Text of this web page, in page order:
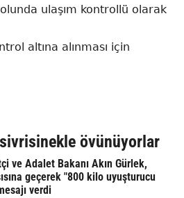
ulaşım kontrollü olarak
altına alınması için
övünüyorlar
ve Adalet Bakanı Akın Gürlek,
geçerek "800 kilo uyuşturucu
verdi